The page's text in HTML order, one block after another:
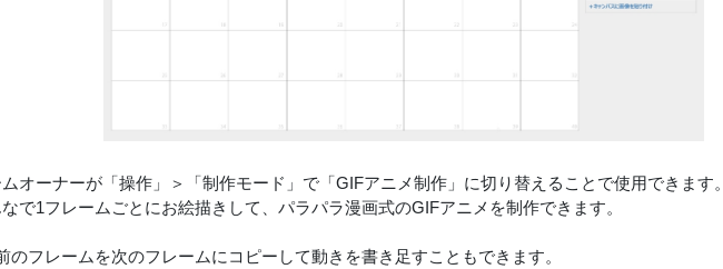
ムオーナーが「操作」＞「制作モード」で「GIFアニメ制作」に切り替えることで使用できます。
で1フレームごとにお絵描きして、パラパラ漫画式のGIFアニメを制作できます。
のフレームを次のフレームにコピーして動きを書き足すこともできます。